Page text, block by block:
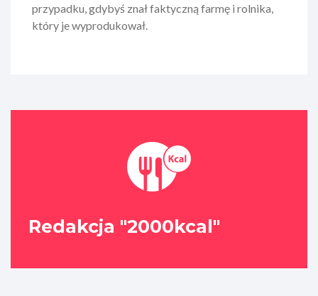
przypadku, gdybyś znał faktyczną farmę i rolnika,
który je wyprodukował.
Redakcja "2000kcal"